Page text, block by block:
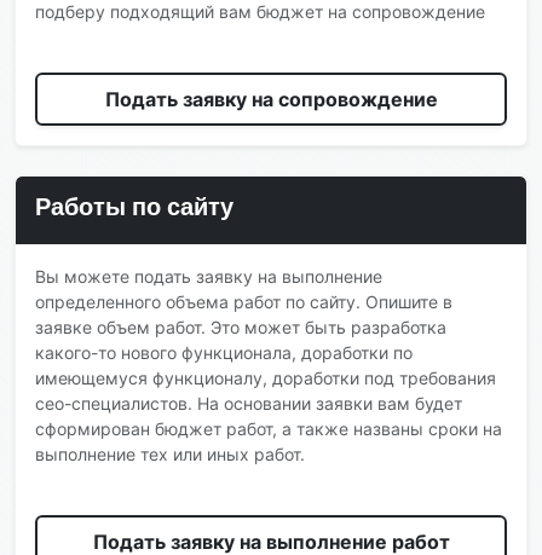
подберу подходящий вам бюджет на сопровождение
Подать заявку на сопровождение
Работы по сайту
Вы можете подать заявку на выполнение
определенного объема работ по сайту. Опишите в
заявке объем работ. Это может быть разработка
какого-то нового функционала, доработки по
имеющемуся функционалу, доработки под требования
сео-специалистов. На основании заявки вам будет
сформирован бюджет работ, а также названы сроки на
выполнение тех или иных работ.
Подать заявку на выполнение работ